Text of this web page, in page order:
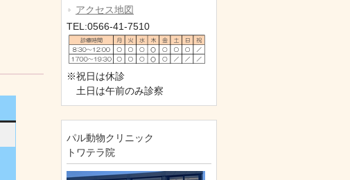
アクセス地図
TEL:0566-41-7510
※祝日は休診
土日は午前のみ診察
パル動物クリニック
トワテラ院